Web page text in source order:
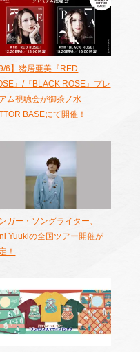
9/6】猪居亜美『RED
』/『BLACK ROSE』プレ
ム視聴会が御茶ノ水
BASEにて開催！
ガー・ソングライター、
Yuukiの全国ツアー開催が
！